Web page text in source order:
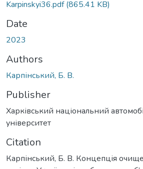
Karpinskyi36.pdf(865.41 KB)
Date
2023
Authors
Карпінський, Б. В.
Publisher
Харківський національний
університет
Citation
Карпінський, Б. В. Концепція